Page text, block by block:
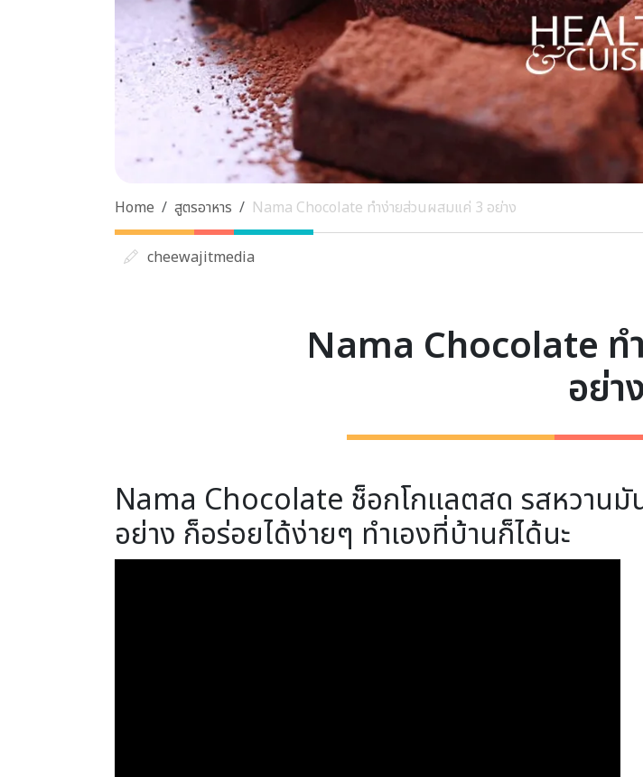
Home สูตรอาหาร Nama Chocolate ทำง่ายส่วนผสมแค่ 3 อย่าง
cheewajitmedia
Nama Chocolate ท
อย่าง
Nama Chocolate ช็อกโกแลตสด รสหวานมั
อย่าง ก็อร่อยได้ง่ายๆ ทำเองที่บ้านก็ได้นะ